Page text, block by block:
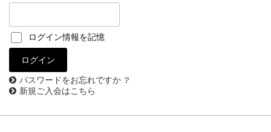
ログイン情報を記憶
パスワードをお忘れですか ?
新規ご入会はこちら